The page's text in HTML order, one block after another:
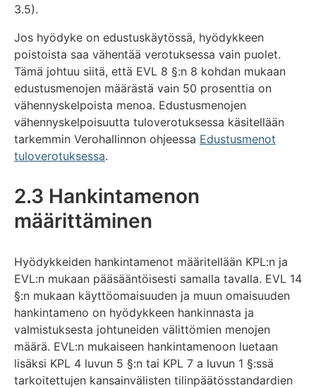
3.5).
Jos hyödyke on edustuskäytössä, hyödykkeen
poistoista saa vähentää verotuksessa vain puolet.
Tämä johtuu siitä, että EVL 8 §:n 8 kohdan mukaan
edustusmenojen määrästä vain 50 prosenttia on
vähennyskelpoista menoa. Edustusmenojen
vähennyskelpoisuutta tuloverotuksessa käsitellään
tarkemmin Verohallinnon ohjeessa Edustusmenot
tuloverotuksessa.
2.3 Hankintamenon
määrittäminen
Hyödykkeiden hankintamenot määritellään KPL:n ja
EVL:n mukaan pääsääntöisesti samalla tavalla. EVL 14
§:n mukaan käyttöomaisuuden ja muun omaisuuden
hankintameno on hyödykkeen hankinnasta ja
valmistuksesta johtuneiden välittömien menojen
määrä. EVL:n mukaiseen hankintamenoon luetaan
lisäksi KPL 4 luvun 5 §:n tai KPL 7 a luvun 1 §:ssä
tarkoitettujen kansainvälisten tilinpäätösstandardien